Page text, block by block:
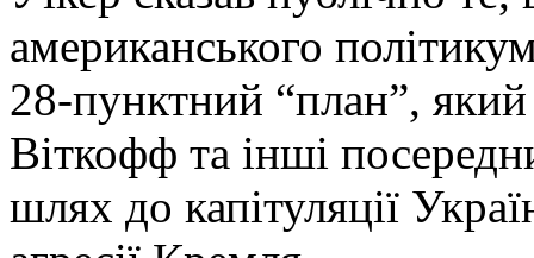
американського
28-пунктний “план”,
Віткофф та інші
шлях до капітуляції